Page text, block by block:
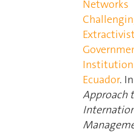
Networks
Ecuador.
Approach